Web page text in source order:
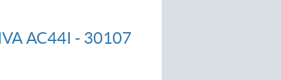
AC44I - 30107